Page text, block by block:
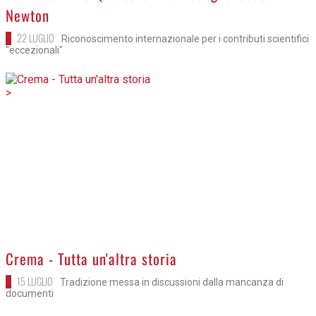
Newton
22 LUGLIO
Riconoscimento internazionale per i contributi scientifici
"eccezionali"
>
Crema - Tutta un'altra storia
15 LUGLIO
Tradizione messa in discussioni dalla mancanza di
documenti